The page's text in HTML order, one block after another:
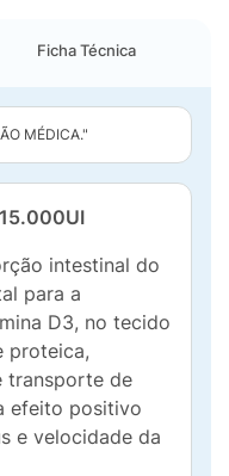
Ficha Técnica
MÉDICA."
intestinal do
para a
D3, no tecido
proteica,
transporte de
efeito positivo
e velocidade da